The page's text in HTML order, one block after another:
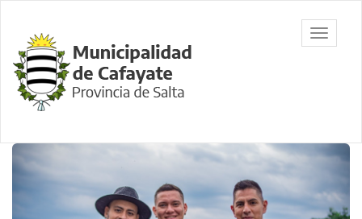
contenido
principal
Municipalidad
de Cafayate,
Salta
barra
Contenido
principal